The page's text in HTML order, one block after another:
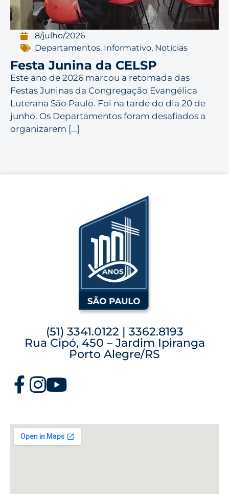
8/julho/2026
Departamentos, Informativo, Notícias
Festa Junina da CELSP
Este ano de 2026 marcou a retomada das
Festas Juninas da Congregação Evangélica
Luterana São Paulo. Foi na tarde do dia 20 de
junho. Os Departamentos foram desafiados a
organizarem [...]
(51) 3341.0122 | 3362.8193
Rua Cipó, 450 – Jardim Ipiranga
Porto Alegre/RS